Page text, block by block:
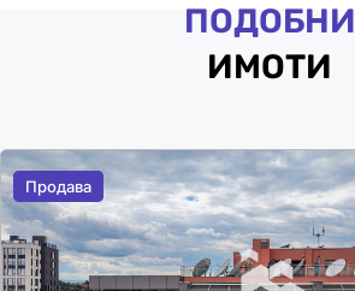
ПОДОБНИ
ИМОТИ
Продава
Продава